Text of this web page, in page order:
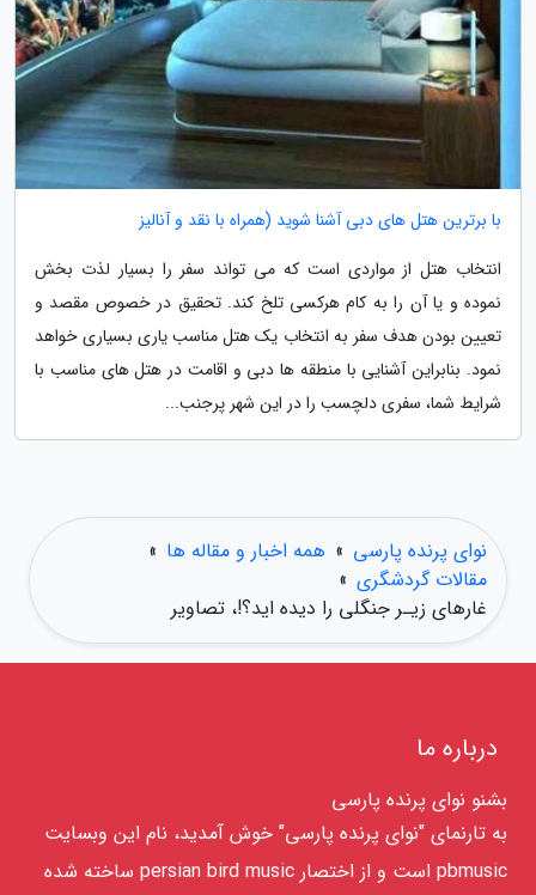
با برترین هتل های دبی آشنا شوید (همراه با نقد و آنالیز
انتخاب هتل از مواردی است که می تواند سفر را بسیار لذت بخش
نموده و یا آن را به کام هرکسی تلخ کند. تحقیق در خصوص مقصد و
تعیین بودن هدف سفر به انتخاب یک هتل مناسب یاری بسیاری خواهد
نمود. بنابراین آشنایی با منطقه ها دبی و اقامت در هتل های مناسب با
شرایط شما، سفری دلچسب را در این شهر پرجنب...
نوای پرنده پارسی » همه اخبار و مقاله ها »
مقالات گردشگری »
غارهای زیـر جنگلی را دیده اید؟!، تصاویر
درباره ما
بشنو نوای پرنده پارسی
به تارنمای "نوای پرنده پارسی" خوش آمدید، نام این وبسایت
pbmusic است و از اختصار persian bird music ساخته شده